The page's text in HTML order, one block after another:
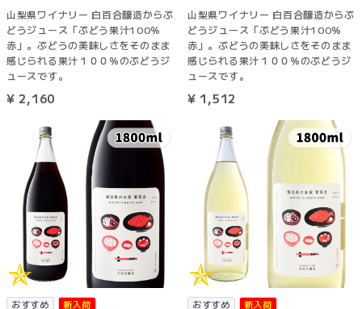
山梨県ワイナリー 白百合醸造からぶ
どうジュース「ぶどう果汁100％
赤」。ぶどうの美味しさをそのまま
感じられる果汁１００％のぶどうジ
ュースです。
¥ 2,160
山梨県ワイナリー 白百合醸造からぶ
どうジュース「ぶどう果汁100％
赤」。ぶどうの美味しさをそのまま
感じられる果汁１００％のぶどうジ
ュースです。
¥ 1,512
おすすめ 新入荷 おすすめ 新入荷